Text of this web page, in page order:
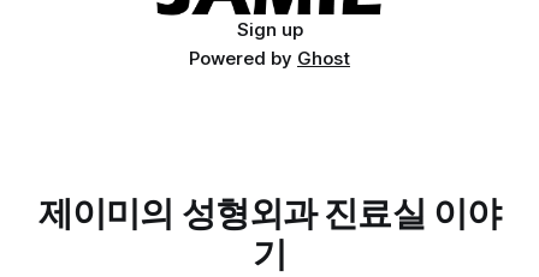
Sign up
Powered by Ghost
제이미의 성형외과 진료실 이야
기